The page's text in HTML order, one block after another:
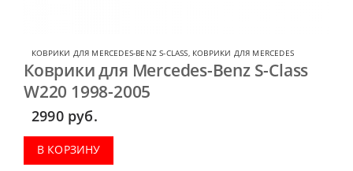
КОВРИКИ ДЛЯ MERCEDES-BENZ S-CLASS, КОВРИКИ ДЛЯ MERCEDES
Коврики для Mercedes-Benz S-Class
W220 1998-2005
2990 руб.
В КОРЗИНУ